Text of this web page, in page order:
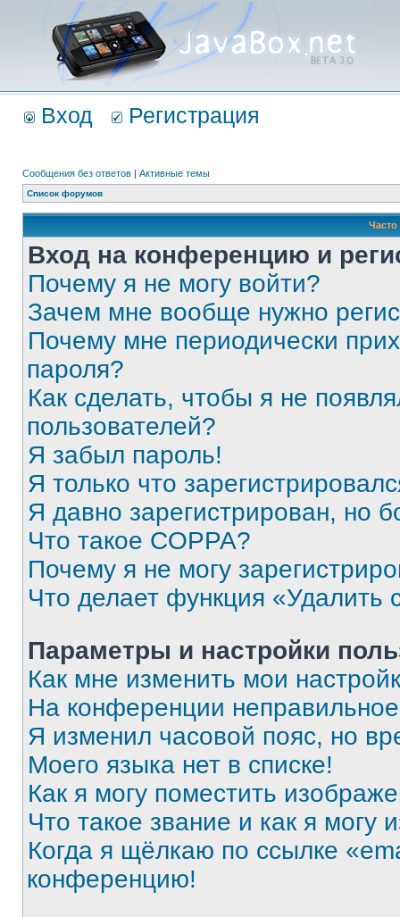
Вход Регистрация
Сообщения без ответов | Активные темы
Список форумов
Вход на конференцию и
Почему я не могу войти?
Зачем мне вообще нужно
Почему мне периодически
пароля?
Как сделать, чтобы я не
пользователей?
Я забыл пароль!
Я только что
Я давно зарегистрирован, но
Что такое COPPA?
Почему я не могу
Что делает функция «Удалить
Параметры и настройки
Как мне изменить мои
На конференции
Я изменил часовой пояс, но
Моего языка нет в списке!
Как я могу поместить
Что такое звание и как я могу
Когда я щёлкаю по ссылке
конференцию!